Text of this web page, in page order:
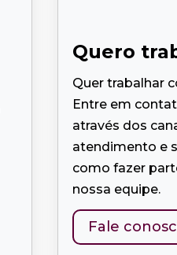
Quero
Quer trabalhar
Entre em
através dos
atendimento e
como fazer
nossa equipe.
Fale